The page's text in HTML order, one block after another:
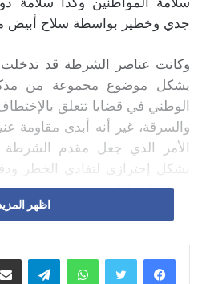
جدي وخطير بواسطة سلاح أبيض
وكانت عناصر الشرطة قد تدخلت
يشكل موضوع مجموعة من
الوطني في قضايا تتعلق
والسرقة، غير أنه أبدى مقاومة
الأمر الذي جعل مقدم
بشكل إحترازي لتفادي الخطر
عموم المواطنين.
عبر تصفيد اليدين، دون إطلاق
اظهر
واتساب